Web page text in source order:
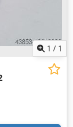
1 / 1